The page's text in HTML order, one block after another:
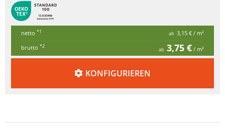
netto *1 ab 3,15 € / m²
brutto *2
ab 3,75 € / m²
KONFIGURIEREN